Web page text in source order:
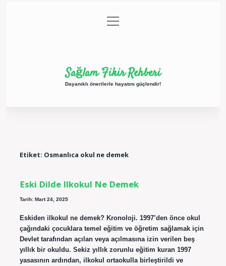
Gizlilik Politikası
menüyü
aç
Sağlam Fikir Rehberi
Dayanıklı önerilerle hayatını güçlendir!
Etiket: Osmanlıca okul ne demek
Eski Dilde Ilkokul Ne Demek
Tarih: Mart 24, 2025
Eskiden ilkokul ne demek? Kronoloji. 1997’den önce okul
çağındaki çocuklara temel eğitim ve öğretim sağlamak için
Devlet tarafından açılan veya açılmasına izin verilen beş
yıllık bir okuldu. Sekiz yıllık zorunlu eğitim kuran 1997
yasasının ardından, ilkokul ortaokulla birleştirildi ve